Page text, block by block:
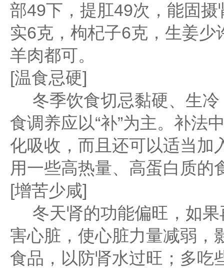
部49下，提肛49次，能固
实6克，枸杞子6克，生姜
羊肉都可。
[温食忌硬]
冬季饮食切忌黏硬、生冷
食调养应以“补”为主。补法
化吸收，而且还可以适当加
用一些高热量、高蛋白质的
[增苦少咸]
冬天肾的功能偏旺，如果
害心脏，使心脏力量减弱，
食品，以防肾水过旺；多吃